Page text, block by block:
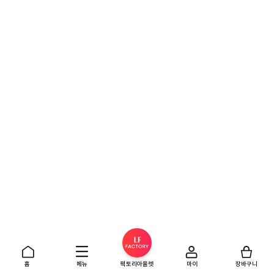
홈 메뉴 팩토리아울렛 마이 장바구니